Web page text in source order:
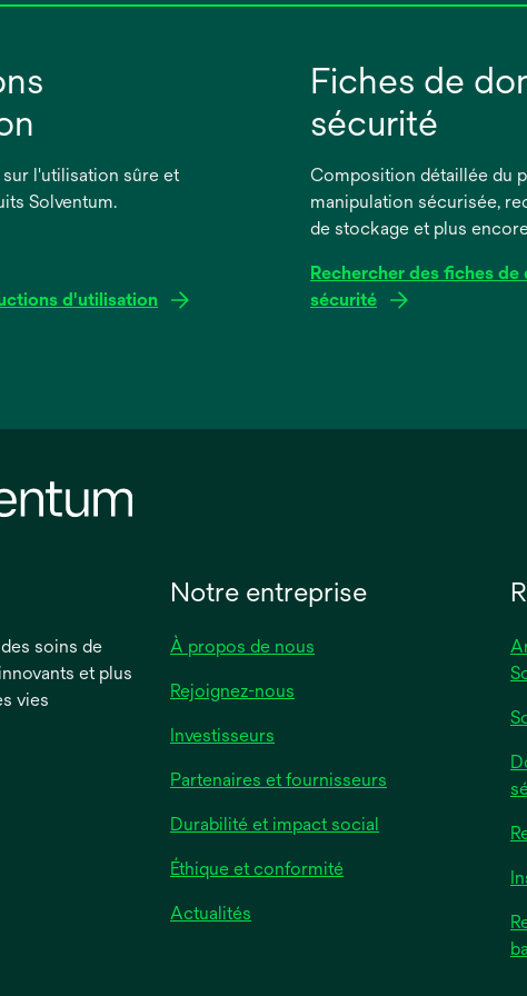
l'utilisation sûre et
Solventum.
d'utilisation
Fiches de
sécurité
Composition détaillée du
manipulation sécurisée,
de stockage et plus
Rechercher des fiches de
sécurité
nouvel
soins de
et plus
vies
Notre entreprise
À propos de nous
Rejoignez-nous
Investisseurs
Partenaires et fournisseurs
Durabilité et impact social
Éthique et conformité
Actualités